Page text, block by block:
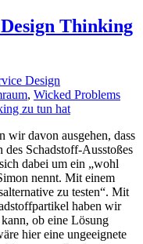
Thinking
Design
, Wicked Problems
wir davon ausgehen, dass
Schadstoff-Ausstoßes
dabei um ein „wohl
nennt. Mit einem
zu testen“. Mit
haben wir
ob eine Lösung
hier eine ungeeignete